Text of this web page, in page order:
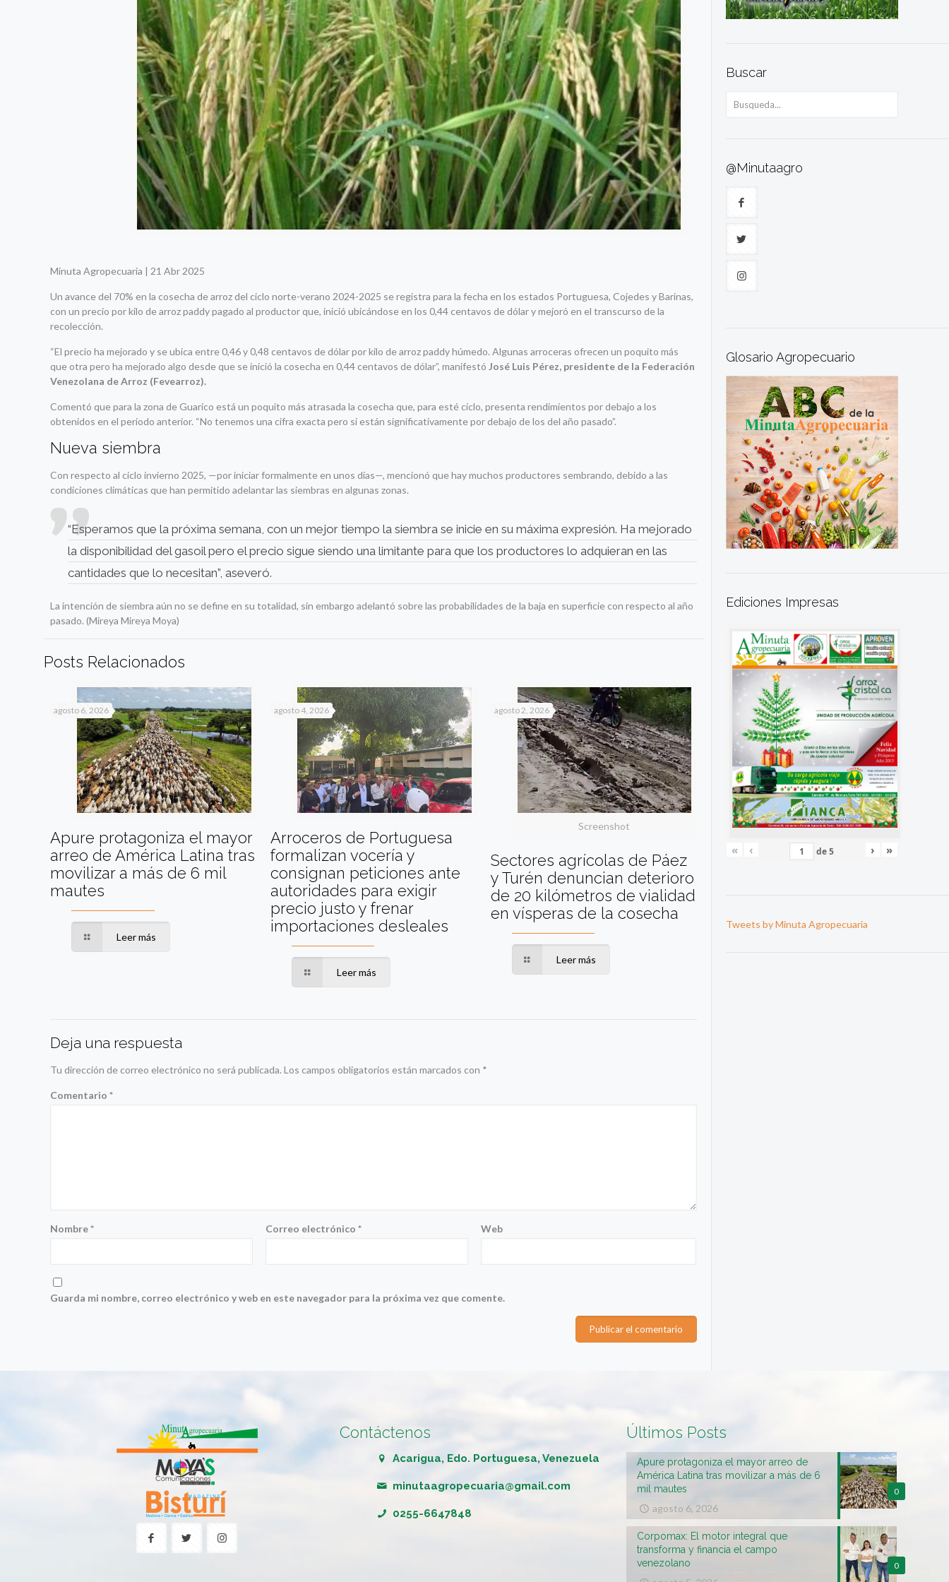
Minuta Agropecuaria | 21 Abr 2025
Un avance del 70% en la cosecha de arroz del ciclo norte-verano 2024-2025 se registra para la fecha en los estados Portuguesa, Cojedes y Barinas,
con un precio por kilo de arroz paddy pagado al productor que, inició ubicándose en los 0,44 centavos de dólar y mejoró en el transcurso de la
recolección.
“El precio ha mejorado y se ubica entre 0,46 y 0,48 centavos de dólar por kilo de arroz paddy húmedo. Algunas arroceras ofrecen un poquito más
que otra pero ha mejorado algo desde que se inició la cosecha en 0,44 centavos de dólar”, manifestó José Luis Pérez, presidente de la Federación
Venezolana de Arroz (Fevearroz).
Comentó que para la zona de Guarico está un poquito más atrasada la cosecha que, para esté ciclo, presenta rendimientos por debajo a los
obtenidos en el periodo anterior. “No tenemos una cifra exacta pero si están significativamente por debajo de los del año pasado”.
Nueva siembra
Con respecto al ciclo invierno 2025, —por iniciar formalmente en unos días—, mencionó que hay muchos productores sembrando, debido a las
condiciones climáticas que han permitido adelantar las siembras en algunas zonas.
“Esperamos que la próxima semana, con un mejor tiempo la siembra se inicie en su máxima expresión. Ha mejorado
la disponibilidad del gasoil pero el precio sigue siendo una limitante para que los productores lo adquieran en las
cantidades que lo necesitan”, aseveró.
La intención de siembra aún no se define en su totalidad, sin embargo adelantó sobre las probabilidades de la baja en superficie con respecto al año
pasado. (Mireya Mireya Moya)
Posts Relacionados
agosto 6, 2026
Apure protagoniza el mayor
arreo de América Latina tras
movilizar a más de 6 mil
mautes
Leer más
agosto 4, 2026
Arroceros de Portuguesa
formalizan vocería y
consignan peticiones ante
autoridades para exigir
precio justo y frenar
importaciones desleales
Leer más
Screenshot
agosto 2, 2026
Sectores agrícolas de Páez
y Turén denuncian deterioro
de 20 kilómetros de vialidad
en vísperas de la cosecha
Leer más
Deja una respuesta
Tu dirección de correo electrónico no será publicada. Los campos obligatorios están marcados con *
Comentario*
Nombre* Correo electrónico* Web
Guarda mi nombre, correo electrónico y web en este navegador para la próxima vez que comente.
Buscar
@Minutaagro
Glosario Agropecuario
Ediciones Impresas
« ‹ de5 › »
Tweets by Minuta Agropecuaria
Contáctenos
Acarigua, Edo. Portuguesa, Venezuela
minutaagropecuaria@gmail.com
0255-6647848
Últimos Posts
0
Apure protagoniza el mayor arreo de
América Latina tras movilizar a más de 6
mil mautes
agosto 6, 2026
0
Corpomax: El motor integral que
transforma y financia el campo
venezolano